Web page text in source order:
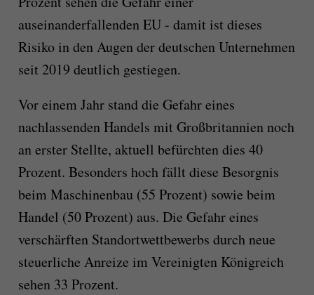
auseinanderfallenden EU - damit ist dieses
Risiko in den Augen der deutschen Unternehmen
seit 2019 deutlich gestiegen.
Vor einem Jahr stand die Gefahr eines
nachlassenden Handels mit Großbritannien noch
an erster Stellte, aktuell befürchten dies 40
Prozent. Besonders hoch fällt diese Besorgnis
beim Maschinenbau (55 Prozent) sowie beim
Handel (50 Prozent) aus. Die Gefahr eines
verschärften Standortwettbewerbs durch neue
steuerliche Anreize im Vereinigten Königreich
sehen 33 Prozent.